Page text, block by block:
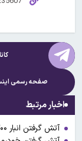
صفحه رسمی
اخبار مرتبط
آتش گرفتن انبار ۳۰۰ متری لوازم لوکس خودرو در خیابان امیرکبیر